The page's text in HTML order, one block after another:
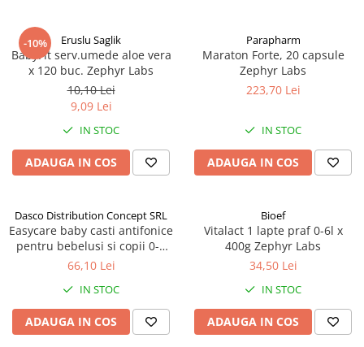
Scutece adulti
Igiena intima
Produse anti-insecte
Protectie solara
Altele-Produse pentru ingrijire si
frumusete
Aparatura medicala
Plasturi
Altele-Produse tehnico-medicale
Sanatatea cuplului
Tonice sexuale
-10% Eruslu Saglik
BabyFit serv.umede aloe vera
x 120 buc. Zephyr Labs
10,10 Lei
9,09 Lei
IN STOC
ADAUGA IN COS
Parapharm
Maraton Forte, 20 capsule
Zephyr Labs
223,70 Lei
IN STOC
ADAUGA IN COS
Dasco Distribution Concept SRL
Easycare baby casti antifonice
pentru bebelusi si copii 0-4
ani (EASY00257) Zephyr Labs
66,10 Lei
IN STOC
ADAUGA IN COS
Bioef
Vitalact 1 lapte praf 0-6l x
400g Zephyr Labs
34,50 Lei
IN STOC
ADAUGA IN COS